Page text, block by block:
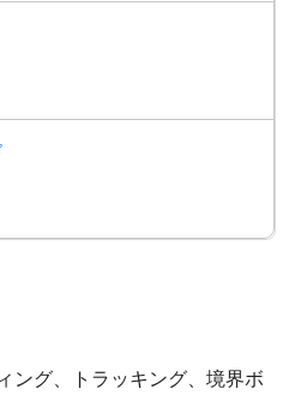
ング、トラッキング、境界ボ